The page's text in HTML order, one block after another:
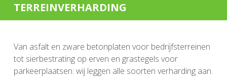
TERREINVERHARDING
Van asfalt en zware betonplaten voor bedrijfsterreinen
tot sierbestrating op erven en grastegels voor
parkeerplaatsen: wij leggen alle soorten verharding aan.